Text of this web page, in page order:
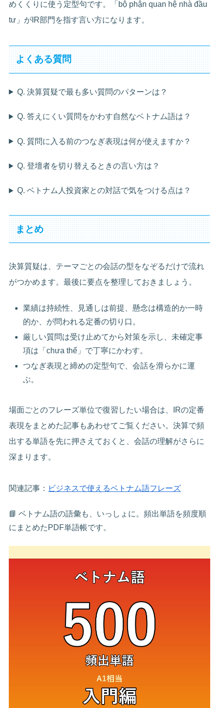
めくくりに使う定型句です。「bộ phận quan hệ nhà đầu
tư」がIR部門を指す言い方になります。
よくある質問
Q. 決算質疑で最も多い質問のパターンは？
Q. 答えにくい質問をかわす自然なベトナム語は？
Q. 質問に入る前のつなぎ表現は何が使えますか？
Q. 登壇者を切り替えるときの言い方は？
Q. ベトナム人投資家との対話で気をつける点は？
まとめ
決算質疑は、テーマごとの会話の型をなぞるだけで流れ
がつかめます。最後に要点を整理しておきましょう。
業績は持続性、見通しは前提、懸念は構造的か一時
的か、が問われる定番の切り口。
厳しい質問は受け止めてから対策を示し、未確定事
項は「chưa thể」で丁寧にかわす。
つなぎ表現と締めの定型句で、会話を滑らかに運
ぶ。
場面ごとのフレーズ単位で復習したい場合は、IRの定番
表現をまとめた記事もあわせてご覧ください。決算で頻
出する単語を先に押さえておくと、会話の理解がさらに
深まります。
関連記事： ビジネスで使えるベトナム語フレーズ
📘 ベトナム語の語彙も、いっしょに。頻出単語を頻度順
にまとめたPDF単語帳です。